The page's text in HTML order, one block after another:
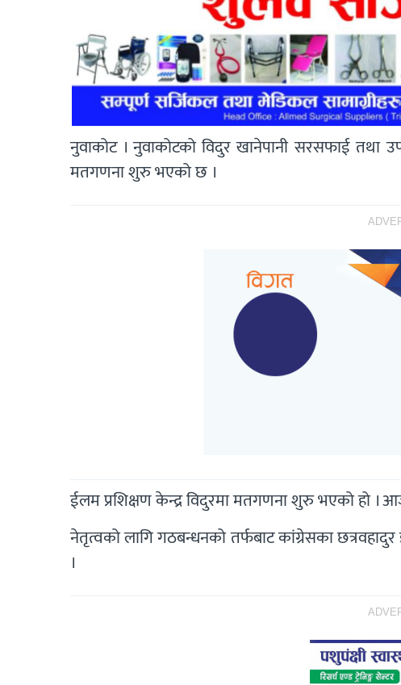
नुवाकोट । नुवाकोटको विदुर खानेपानी सरसफाई तथा
मतगणना शुरु भएको छ ।
ईलम प्रशिक्षण केन्द्र विदुरमा मतगणना शुरु भएको हो
नेतृत्वको लागि गठबन्धनको तर्फबाट कांग्रेसका
।